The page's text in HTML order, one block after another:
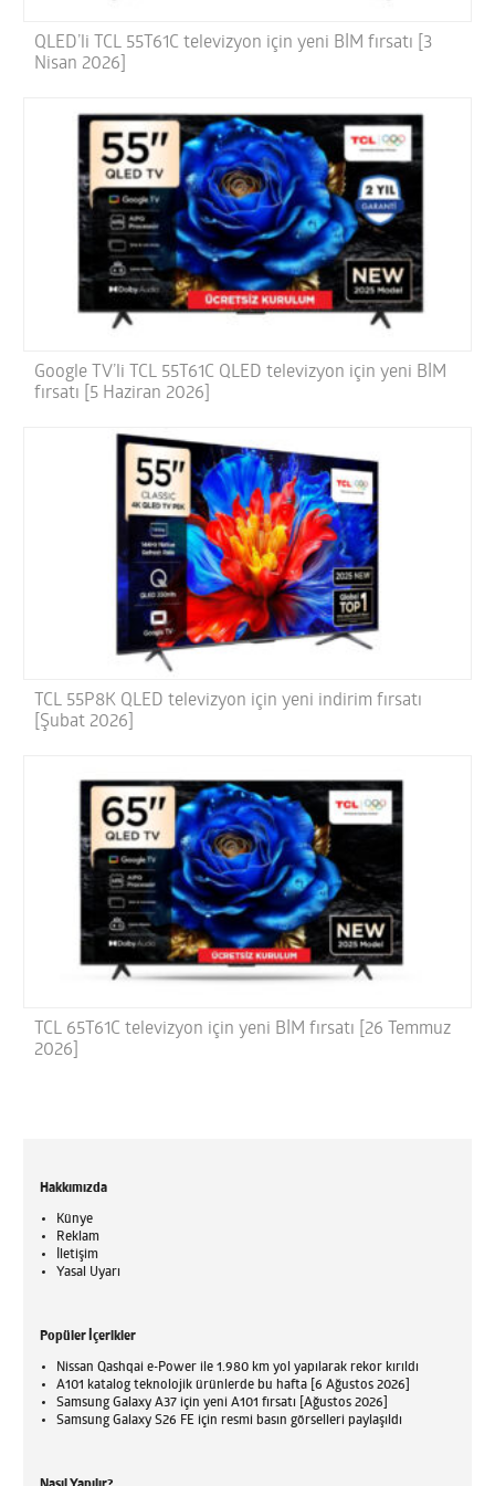
QLED’li TCL 55T61C televizyon için yeni BİM fırsatı [3
Nisan 2026]
Google TV’li TCL 55T61C QLED televizyon için yeni BİM
fırsatı [5 Haziran 2026]
TCL 55P8K QLED televizyon için yeni indirim fırsatı
[Şubat 2026]
TCL 65T61C televizyon için yeni BİM fırsatı [26 Temmuz
2026]
Hakkımızda
Künye
Reklam
İletişim
Yasal Uyarı
Popüler İçerikler
Nissan Qashqai e-Power ile 1.980 km yol yapılarak rekor kırıldı
A101 katalog teknolojik ürünlerde bu hafta [6 Ağustos 2026]
Samsung Galaxy A37 için yeni A101 fırsatı [Ağustos 2026]
Samsung Galaxy S26 FE için resmi basın görselleri paylaşıldı